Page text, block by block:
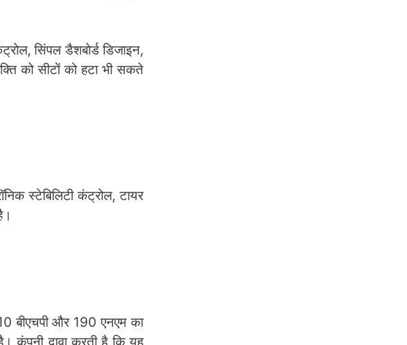
सिंपल डैशबोर्ड डिजाइन,
को सीटों को हटा भी सकते
स्टेबिलिटी कंट्रोल, टायर
बीएचपी और 190 एनएम का
कंपनी दावा करती है कि यह